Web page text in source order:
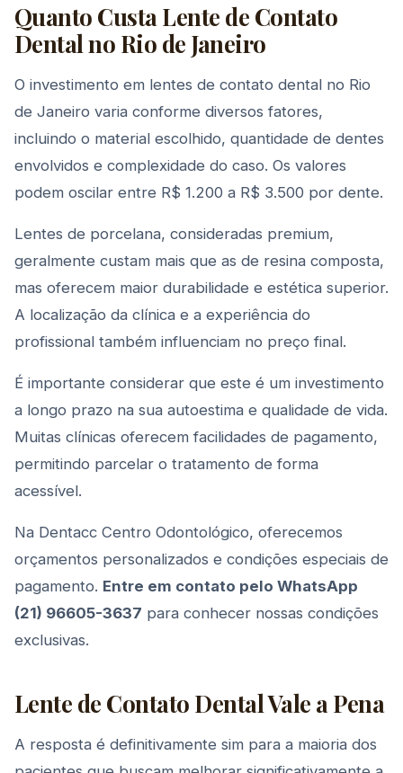
Quanto Custa Lente de Contato
Dental no Rio de Janeiro
O investimento em lentes de contato dental no Rio
de Janeiro varia conforme diversos fatores,
incluindo o material escolhido, quantidade de dentes
envolvidos e complexidade do caso. Os valores
podem oscilar entre R$ 1.200 a R$ 3.500 por dente.
Lentes de porcelana, consideradas premium,
geralmente custam mais que as de resina composta,
mas oferecem maior durabilidade e estética superior.
A localização da clínica e a experiência do
profissional também influenciam no preço final.
É importante considerar que este é um investimento
a longo prazo na sua autoestima e qualidade de vida.
Muitas clínicas oferecem facilidades de pagamento,
permitindo parcelar o tratamento de forma
acessível.
Na Dentacc Centro Odontológico, oferecemos
orçamentos personalizados e condições especiais de
pagamento. Entre em contato pelo WhatsApp
(21) 96605-3637 para conhecer nossas condições
exclusivas.
Lente de Contato Dental Vale a Pena
A resposta é definitivamente sim para a maioria dos